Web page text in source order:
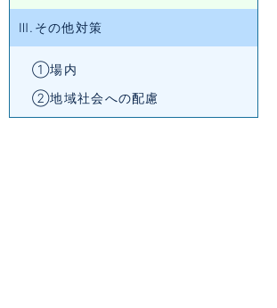
Ⅲ.その他対策
①場内
②地域社会への配慮